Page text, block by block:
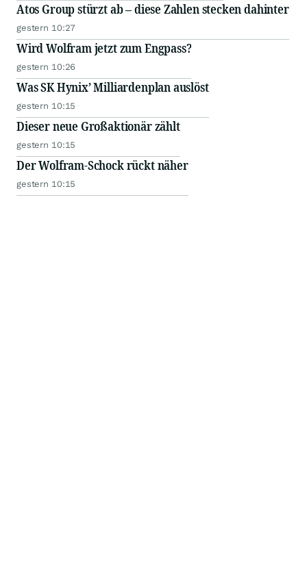
Atos Group stürzt ab – diese Zahlen stecken dahinter
gestern 10:27
Wird Wolfram jetzt zum Engpass?
gestern 10:26
Was SK Hynix’ Milliardenplan auslöst
gestern 10:15
Dieser neue Großaktionär zählt
gestern 10:15
Der Wolfram-Schock rückt näher
gestern 10:15